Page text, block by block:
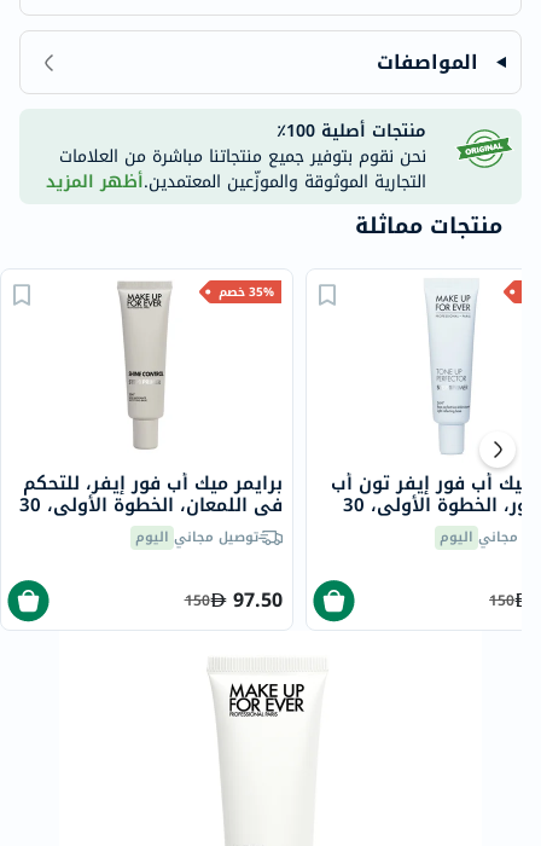
المواصفات
منتجات أصلية 100٪
نحن نقوم بتوفير جميع منتجاتنا مباشرة من العلامات
التجارية الموثوقة والموزّعين المعتمدين.أظهر المزيد
منتجات مماثلة
35% خصم
برايمر ميك أب فور إيفر، للتحكم
في اللمعان، الخطوة الأولى، 30
ملتوصيل مجاني اليوم
97.50
150
ميك أب فور إيفر تون أب
بيرفيكتور، الخطوة الأولى، 30
مجاني اليوم
150